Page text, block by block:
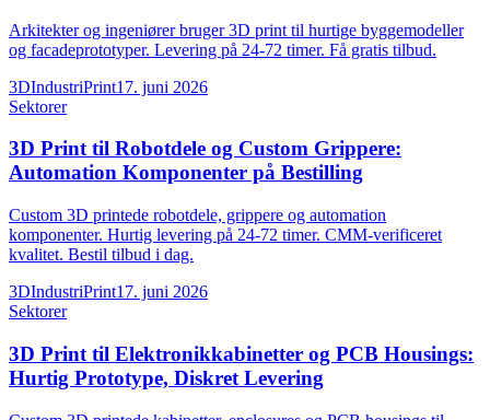
Arkitekter og ingeniører bruger 3D print til hurtige byggemodeller
og facadeprototyper. Levering på 24-72 timer. Få gratis tilbud.
3DIndustriPrint17. juni 2026
Sektorer
3D Print til Robotdele og Custom Grippere:
Automation Komponenter på Bestilling
Custom 3D printede robotdele, grippere og automation
komponenter. Hurtig levering på 24-72 timer. CMM-verificeret
kvalitet. Bestil tilbud i dag.
3DIndustriPrint17. juni 2026
Sektorer
3D Print til Elektronikkabinetter og PCB Housings:
Hurtig Prototype, Diskret Levering